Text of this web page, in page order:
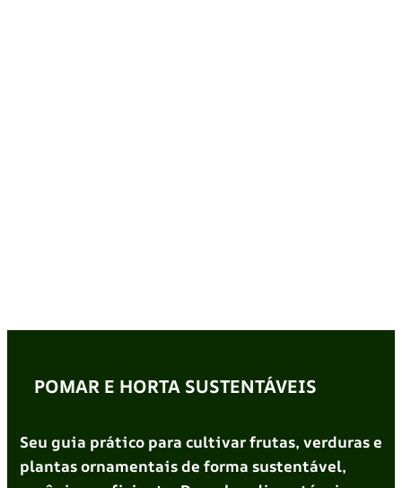
POMAR E HORTA SUSTENTÁVEIS
Seu guia prático para cultivar frutas, verduras e
plantas ornamentais de forma sustentável,